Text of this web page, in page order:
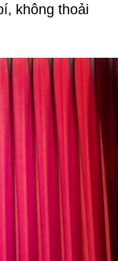
không thoải